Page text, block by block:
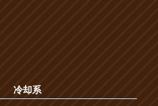
冷却系